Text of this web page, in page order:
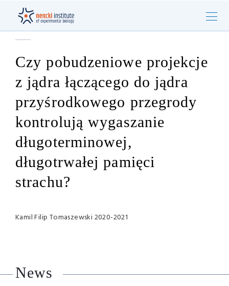
Czy pobudzeniowe projekcje
z jądra łączącego do jądra
przyśrodkowego przegrody
kontrolują wygaszanie
długoterminowej,
długotrwałej pamięci
strachu?
Kamil Filip Tomaszewski 2020-2021
News